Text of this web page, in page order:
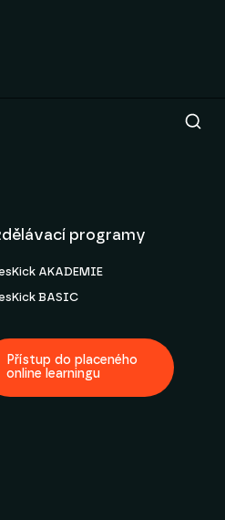
programy
AKADEMIE
BASIC
Přístup do placeného
online learningu